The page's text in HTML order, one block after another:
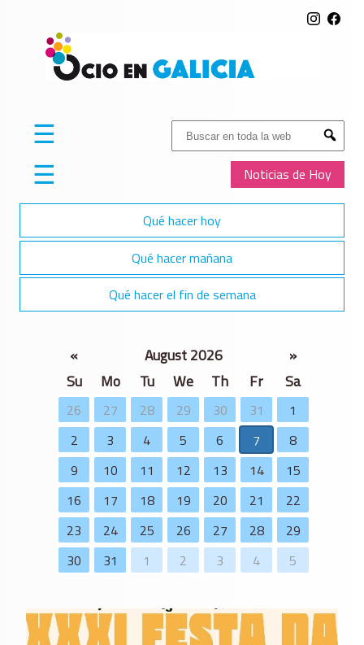
Buscar:
Submit
Noticias de Hoy
☰
☰
Qué hacer hoy
Qué hacer mañana
Qué hacer el fin de semana
« August 2026
»
Su
Mo Tu We Th Fr Sa
26 27 28 29 30 31
1
2
3 4 5 6 7
8
9
10 11 12 13 14
15
16
17 18 19 20 21
22
23
24 25 26 27 28
29
30
31 1 2 3 4 5